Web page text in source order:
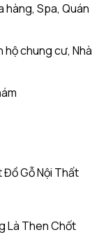
Spa, Quán
hộ chung cư, Nhà
Đồ Gỗ Nội Thất
Là Then Chốt